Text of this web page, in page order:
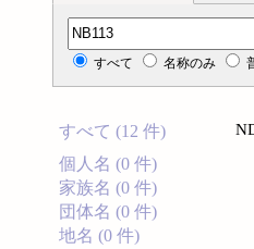
分類記号検索
すべて 名称のみ
すべて (12 件)
個人名 (0 件)
家族名 (0 件)
団体名 (0 件)
地名 (0 件)